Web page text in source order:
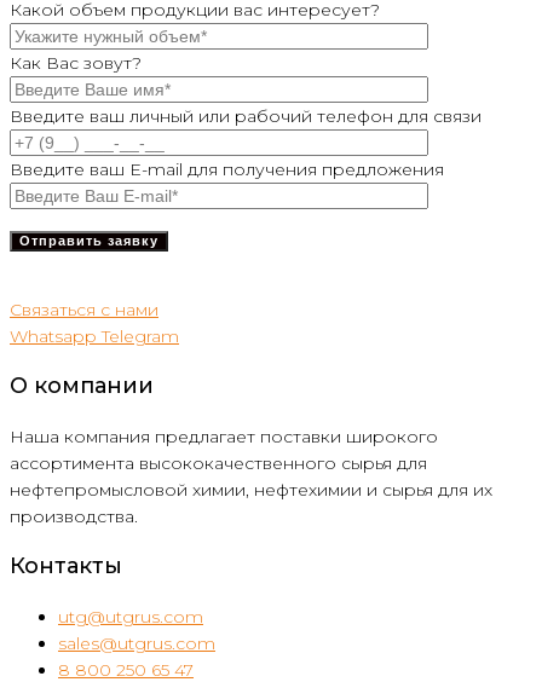
Какой объем продукции вас интересует?
Как Вас зовут?
Введите ваш личный или рабочий телефон для связи
Введите ваш E-mail для получения предложения
Связаться с нами
Whatsapp Telegram
О компании
Наша компания предлагает поставки широкого
ассортимента высококачественного сырья для
нефтепромысловой химии, нефтехимии и сырья для их
производства.
Контакты
utg@utgrus.com
sales@utgrus.com
8 800 250 65 47